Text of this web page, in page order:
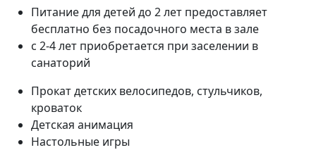
Питание для детей до 2 лет предоставляет
бесплатно без посадочного места в зале
с 2-4 лет приобретается при заселении в
санаторий
Прокат детских велосипедов, стульчиков,
кроваток
Детская анимация
Настольные игры